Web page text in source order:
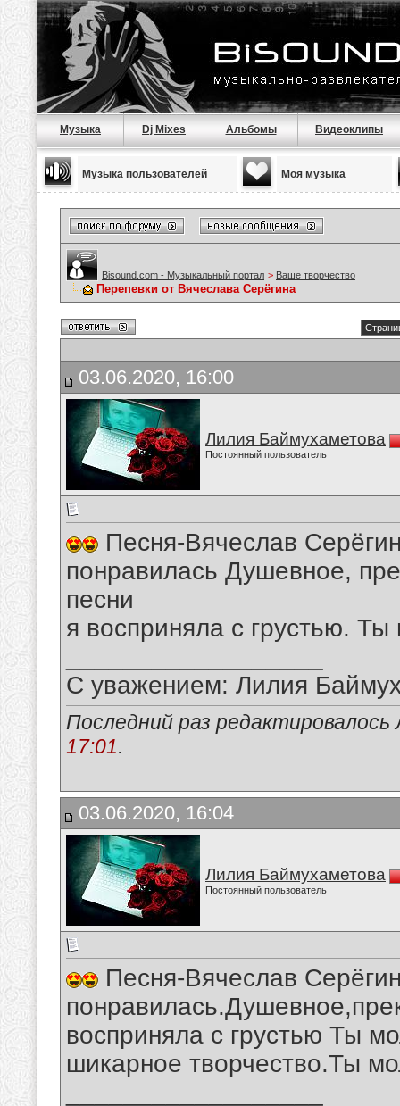
Музыка Dj Mixes Альбомы Видеоклипы
Музыка пользователей Моя музыка
Bisound.com - Музыкальный портал > Ваше творчество
Перепевки от Вячеслава Серёгина
03.06.2020, 16:00
Лилия Баймухаметова
Постоянный пользователь
Песня-Вячеслав
понравилась Душевное,
песни
я восприняла с грустью.
С уважением: Лилия
Последний раз
17:01.
03.06.2020, 16:04
Лилия Баймухаметова
Постоянный пользователь
Песня-Вячеслав
восприняла с грустью Ты
шикарное творчество.Ты